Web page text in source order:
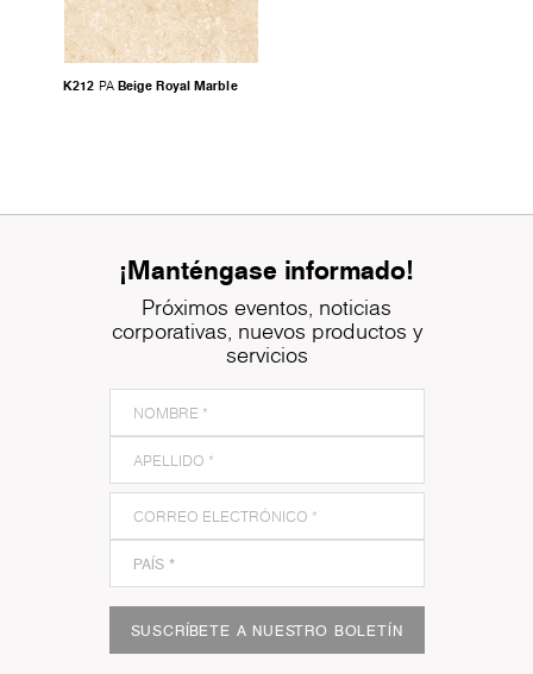
K212 PA Beige Royal Marble
¡Manténgase informado!
Próximos eventos, noticias
corporativas, nuevos productos y
servicios
SUSCRÍBETE A NUESTRO BOLETÍN